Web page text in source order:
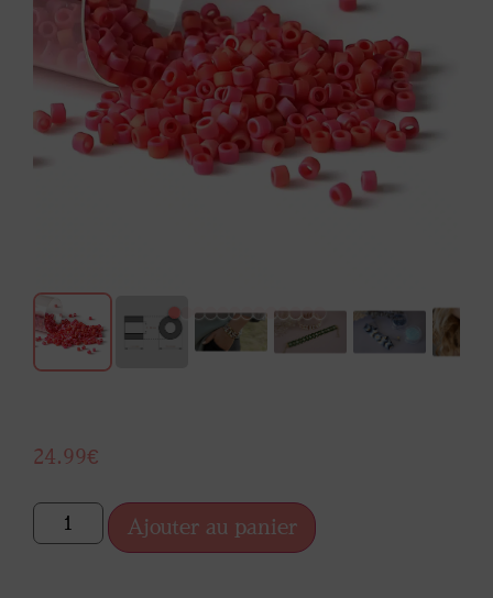
24.99€
Ajouter au panier